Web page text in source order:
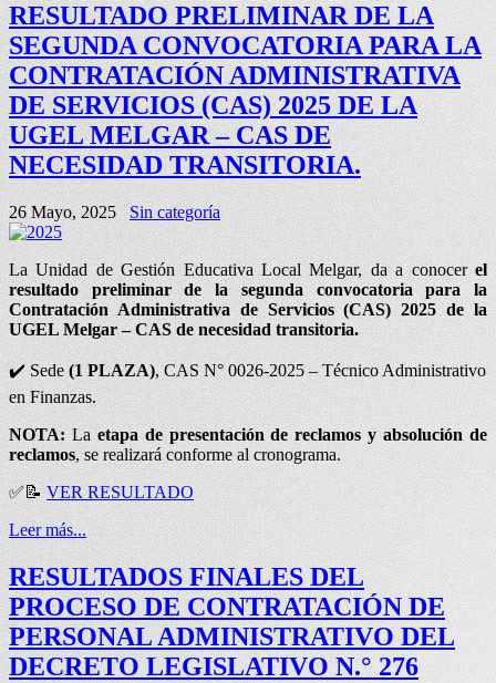
RESULTADO PRELIMINAR DE LA
SEGUNDA CONVOCATORIA PARA LA
CONTRATACIÓN ADMINISTRATIVA
DE SERVICIOS (CAS) 2025 DE LA
UGEL MELGAR – CAS DE
NECESIDAD TRANSITORIA.
26 Mayo, 2025 Sin categoría
La Unidad de Gestión Educativa Local Melgar, da a conocerel
resultado preliminarde la segunda convocatoria para la
Contratación Administrativa de Servicios (CAS) 2025 de la
UGEL Melgar – CAS de necesidad transitoria.
✔️ Sede(1 PLAZA), CAS N° 0026-2025 – Técnico Administrativo
en Finanzas.
NOTA:Laetapa de presentación de reclamos y absolución de
reclamos, se realizará conforme al cronograma.
✅ 📝VER RESULTADO
Leer más...
RESULTADOS FINALES DEL
PROCESO DE CONTRATACIÓN DE
PERSONAL ADMINISTRATIVO DEL
DECRETO LEGISLATIVO N.° 276